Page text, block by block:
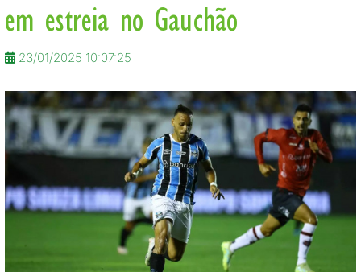
em estreia no Gauchão
23/01/2025 10:07:25